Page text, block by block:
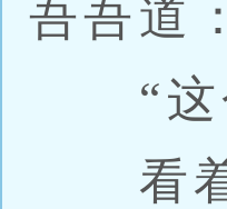
吾吾道
“这
看着